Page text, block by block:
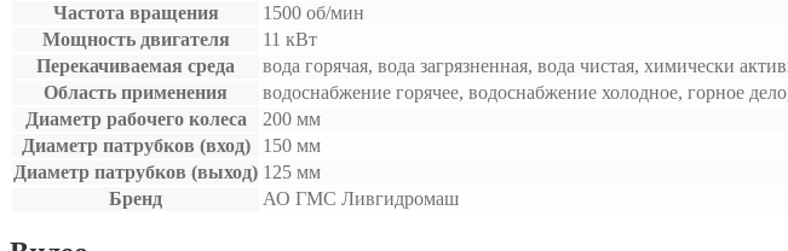
Частота вращения
1500 об/мин
Мощность двигателя
11 кВт
Перекачиваемая среда
вода горячая, вода загрязненная, вода чистая, химически
Область применения
водоснабжение горячее, водоснабжение холодное, горное
Диаметр рабочего колеса
200 мм
Диаметр патрубков (вход)
150 мм
Диаметр патрубков (выход) 125 мм
Бренд
АО ГМС Ливгидромаш